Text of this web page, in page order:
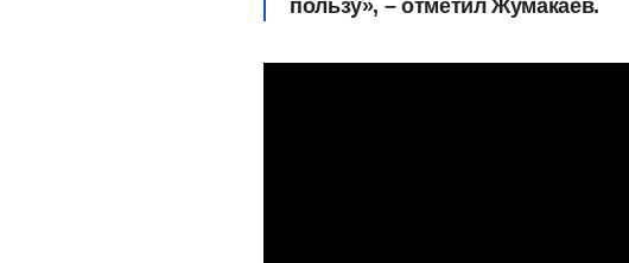
пользу», – отметил Жумакаев.